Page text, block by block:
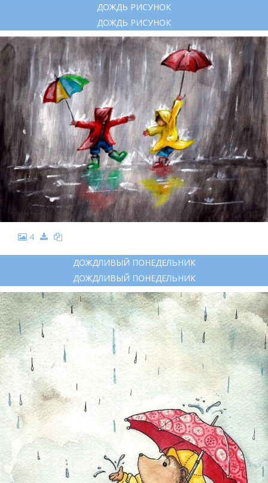
ДОЖДЬ РИСУНОК
ДОЖДЬ РИСУНОК
4
ДОЖДЛИВЫЙ ПОНЕДЕЛЬНИК
ДОЖДЛИВЫЙ ПОНЕДЕЛЬНИК